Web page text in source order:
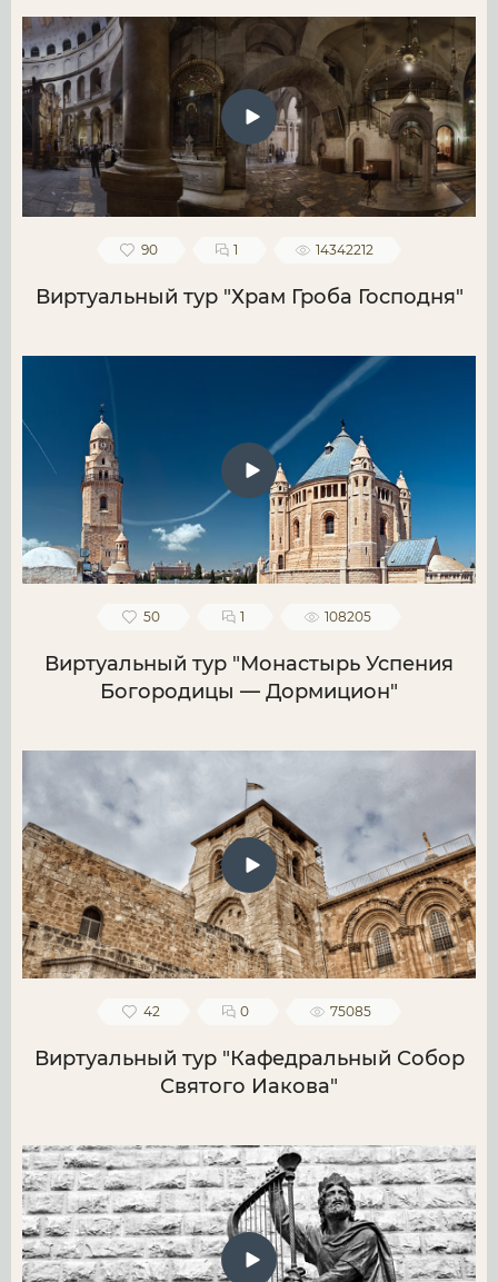
90 1 14342212
Виртуальный тур "Храм Гроба Господня"
50 1 108205
Виртуальный тур "Монастырь Успения
Богородицы — Дормицион"
42 0 75085
Виртуальный тур "Кафедральный Собор
Святого Иакова"